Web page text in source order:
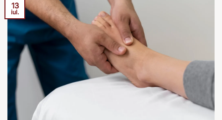
13
iul.